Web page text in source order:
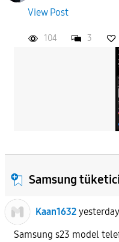
View Post
104 3
Samsung
Kaan1632 yesterday
Samsung s23 model